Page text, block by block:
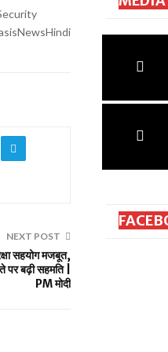
NEXT POST
सहयोग मजबूत,
पर बढ़ी सहमति |
PM मोदी